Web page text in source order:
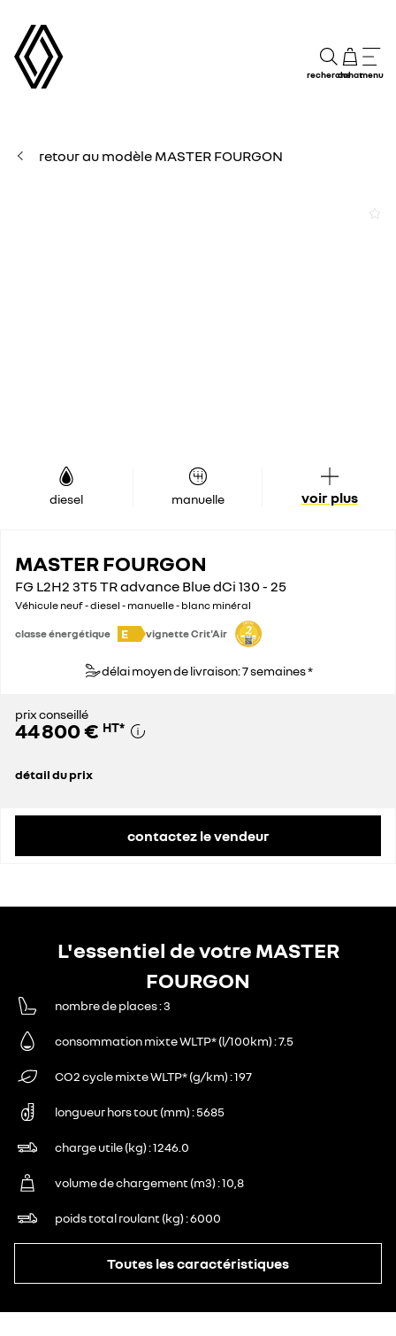
rechercheachatmenu
retour au modèle MASTER FOURGON
diesel manuelle voir plus
MASTER FOURGON
FG L2H2 3T5 TR advance Blue dCi 130 - 25
Véhicule neuf - diesel - manuelle - blanc minéral
classe énergétique E vignette Crit'Air
délai moyen de livraison: 7 semaines *
prix conseillé
44 800 € HT*
détail du prix
contactez le vendeur
L'essentiel de votre MASTER
FOURGON
nombre de places 3
consommation mixte WLTP* (l/100km) 7.5
CO2 cycle mixte WLTP* (g/km) 197
longueur hors tout (mm) 5685
charge utile (kg) 1246.0
volume de chargement (m3) 10,8
poids total roulant (kg) 6000
Toutes les caractéristiques